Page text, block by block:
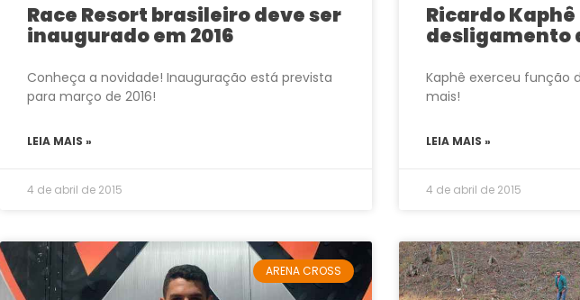
Race Resort brasileiro deve ser
inaugurado em 2016
Conheça a novidade! Inauguração está prevista
para março de 2016!
LEIA MAIS »
4 de abril de 2015
Ricardo
desligamento
Kaphê exerceu função
mais!
LEIA MAIS »
4 de abril de 2015
ARENA CROSS